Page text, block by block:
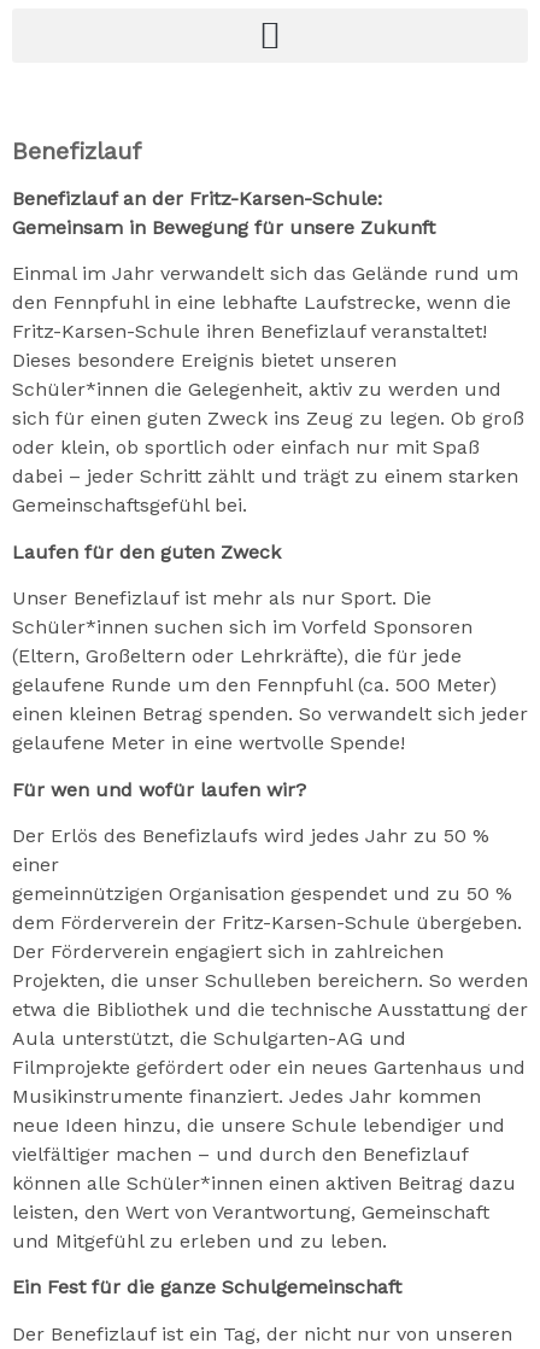
Benefizlauf
Benefizlauf an der Fritz-Karsen-Schule:
Gemeinsam in Bewegung für unsere Zukunft
Einmal im Jahr verwandelt sich das Gelände rund um
den Fennpfuhl in eine lebhafte Laufstrecke, wenn die
Fritz-Karsen-Schule ihren Benefizlauf veranstaltet!
Dieses besondere Ereignis bietet unseren
Schüler*innen die Gelegenheit, aktiv zu werden und
sich für einen guten Zweck ins Zeug zu legen. Ob groß
oder klein, ob sportlich oder einfach nur mit Spaß
dabei – jeder Schritt zählt und trägt zu einem starken
Gemeinschaftsgefühl bei.
Laufen für den guten Zweck
Unser Benefizlauf ist mehr als nur Sport. Die
Schüler*innen suchen sich im Vorfeld Sponsoren
(Eltern, Großeltern oder Lehrkräfte), die für jede
gelaufene Runde um den Fennpfuhl (ca. 500 Meter)
einen kleinen Betrag spenden. So verwandelt sich jeder
gelaufene Meter in eine wertvolle Spende!
Für wen und wofür laufen wir?
Der Erlös des Benefizlaufs wird jedes Jahr zu 50 %
einer
gemeinnützigen Organisation gespendet und zu 50 %
dem Förderverein der Fritz-Karsen-Schule übergeben.
Der Förderverein engagiert sich in zahlreichen
Projekten, die unser Schulleben bereichern. So werden
etwa die Bibliothek und die technische Ausstattung der
Aula unterstützt, die Schulgarten-AG und
Filmprojekte gefördert oder ein neues Gartenhaus und
Musikinstrumente finanziert. Jedes Jahr kommen
neue Ideen hinzu, die unsere Schule lebendiger und
vielfältiger machen – und durch den Benefizlauf
können alle Schüler*innen einen aktiven Beitrag dazu
leisten, den Wert von Verantwortung, Gemeinschaft
und Mitgefühl zu erleben und zu leben.
Ein Fest für die ganze Schulgemeinschaft
Der Benefizlauf ist ein Tag, der nicht nur von unseren